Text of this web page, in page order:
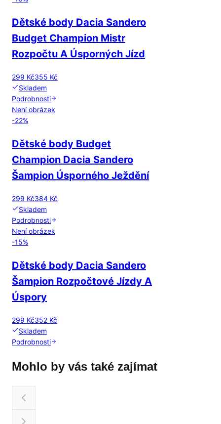
Dětské body Dacia Sandero
Budget Champion Mistr
Rozpočtu A Úsporných Jízd
299 Kč355 Kč
Skladem
Podrobnosti
Není obrázek
-22%
Dětské body Budget
Champion Dacia Sandero
Šampion Úsporného Ježdění
299 Kč384 Kč
Skladem
Podrobnosti
Není obrázek
-15%
Dětské body Dacia Sandero
Šampion Rozpočtové Jízdy A
Úspory
299 Kč352 Kč
Skladem
Podrobnosti
Mohlo by vás také zajímat